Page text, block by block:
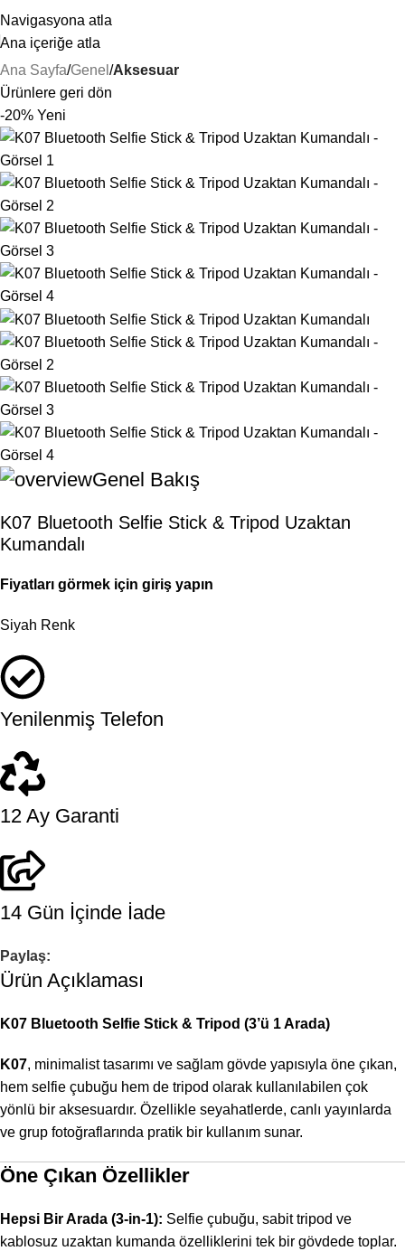
Navigasyona atla
Ana içeriğe atla
25 YILLIK TECRÜBEMİZLE SİZLERLEYİZ!
Ana Sayfa Genel Aksesuar
Ürünlere geri dön
-20% Yeni
Genel Bakış
K07 Bluetooth Selfie Stick & Tripod Uzaktan
Kumandalı
Fiyatları görmek için giriş yapın
Siyah Renk
Yenilenmiş Telefon
12 Ay Garanti
14 Gün İçinde İade
Paylaş:
Ürün Açıklaması
K07 Bluetooth Selfie Stick & Tripod (3’ü 1 Arada)
K07, minimalist tasarımı ve sağlam gövde yapısıyla öne çıkan,
hem selfie çubuğu hem de tripod olarak kullanılabilen çok
yönlü bir aksesuardır. Özellikle seyahatlerde, canlı yayınlarda
ve grup fotoğraflarında pratik bir kullanım sunar.
Öne Çıkan Özellikler
Hepsi Bir Arada (3-in-1): Selfie çubuğu, sabit tripod ve
kablosuz uzaktan kumanda özelliklerini tek bir gövdede toplar.